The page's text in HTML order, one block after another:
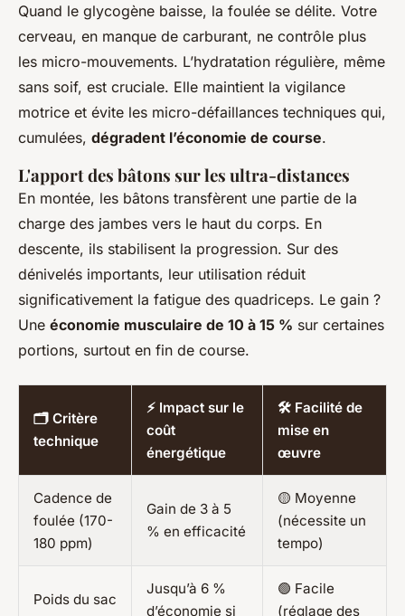
Quand le glycogène baisse, la foulée se délite. Votre
cerveau, en manque de carburant, ne contrôle plus
les micro-mouvements. L’hydratation régulière, même
sans soif, est cruciale. Elle maintient la vigilance
motrice et évite les micro-défaillances techniques qui,
cumulées, dégradent l’économie de course.
L'apport des bâtons sur les ultra-distances
En montée, les bâtons transfèrent une partie de la
charge des jambes vers le haut du corps. En
descente, ils stabilisent la progression. Sur des
dénivelés importants, leur utilisation réduit
significativement la fatigue des quadriceps. Le gain ?
Une économie musculaire de 10 à 15 % sur certaines
portions, surtout en fin de course.
🗂️ Critère
technique
⚡ Impact sur le
coût
énergétique
🛠️ Facilité de
mise en
œuvre
Cadence de
foulée (170-
180 ppm)
Gain de 3 à 5
% en efficacité
🟡 Moyenne
(nécessite un
tempo)
Poids du sac
Jusqu’à 6 %
d’économie si
🟢 Facile
(réglage des